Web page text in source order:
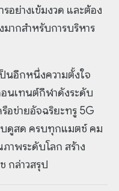
ย่างเข้มงวด และต้อง
ากสำหรับการบริหาร
นอีกหนึ่งความตั้งใจ
นเทนต์กีฬาดังระดับ
ข่ายอัจฉริยะทรู 5G
ดูสด ครบทุกแมตช์ คม
พระดับโลก สร้าง
กล่าวสรุป